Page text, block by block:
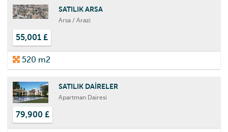
SATILIK ARSA
Arsa / Arazi
55,001 £
520 m2
SATILIK DAİRELER
Apartman Dairesi
79,900 £